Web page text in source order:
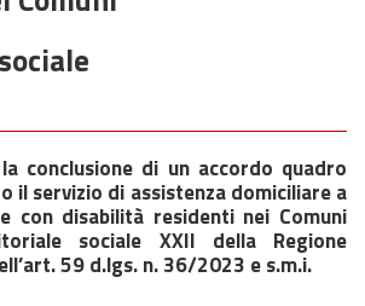
conclusione di un accordo quadro
il servizio di assistenza domiciliare a
con disabilità residenti nei Comuni
sociale XXII della Regione
59 d.lgs. n. 36/2023 e s.m.i.